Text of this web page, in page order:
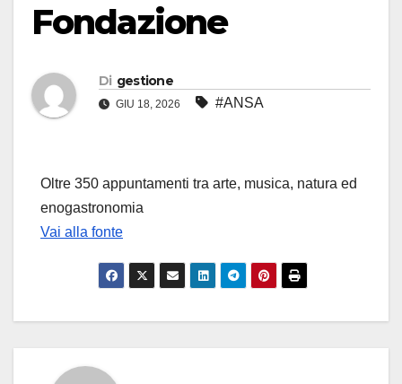
Fondazione
Di gestione
GIU 18, 2026 #ANSA
Oltre 350 appuntamenti tra arte, musica, natura ed
enogastronomia
Vai alla fonte